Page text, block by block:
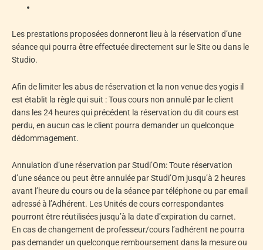
Les prestations proposées donneront lieu à la réservation d’une
séance qui pourra être effectuée directement sur le Site ou dans le
Studio.
Afin de limiter les abus de réservation et la non venue des yogis il
est établit la règle qui suit : Tous cours non annulé par le client
dans les 24 heures qui précédent la réservation du dit cours est
perdu, en aucun cas le client pourra demander un quelconque
dédommagement.
Annulation d’une réservation par Studi’Om: Toute réservation
d’une séance ou peut être annulée par Studi’Om jusqu’à 2 heures
avant l’heure du cours ou de la séance par téléphone ou par email
adressé à l’Adhérent. Les Unités de cours correspondantes
pourront être réutilisées jusqu’à la date d’expiration du carnet.
En cas de changement de professeur/cours l’adhérent ne pourra
pas demander un quelconque remboursement dans la mesure ou